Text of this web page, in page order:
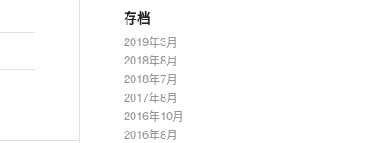
存档
2019年3月
2018年8月
2018年7月
2017年8月
2016年10月
2016年8月